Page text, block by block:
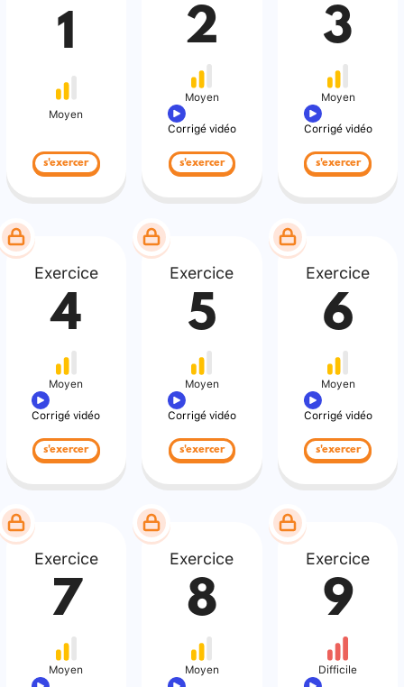
1
Moyen
s'exercer
2
Moyen
Corrigé vidéo
s'exercer
3
Moyen
Corrigé vidéo
s'exercer
Exercice
4
Moyen
Corrigé vidéo
s'exercer
Exercice
5
Moyen
Corrigé vidéo
s'exercer
Exercice
6
Moyen
Corrigé vidéo
s'exercer
Exercice
7
Moyen
Exercice
8
Moyen
Exercice
9
Difficile